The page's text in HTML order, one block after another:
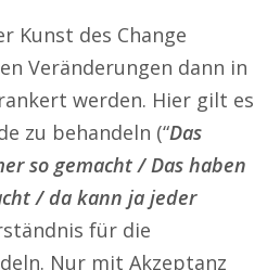
Kunst des Change
Veränderungen dann in
werden. Hier gilt es
zu behandeln (“Das
so gemacht / Das haben
/ da kann ja jeder
für die
Nur mit Akzeptanz